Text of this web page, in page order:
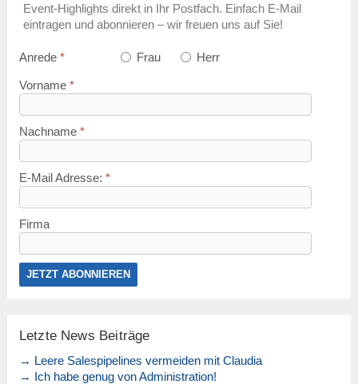
Event-Highlights direkt in Ihr Postfach. Einfach E-Mail
eintragen und abonnieren – wir freuen uns auf Sie!
Anrede * Frau Herr
Vorname *
Nachname *
E-Mail Adresse: *
Firma
Letzte News Beiträge
→ Leere Salespipelines vermeiden mit Claudia
→ Ich habe genug von Administration!